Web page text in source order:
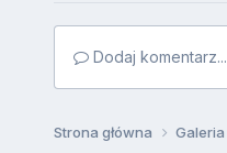
Dodaj komentarz...
Strona główna Galeria